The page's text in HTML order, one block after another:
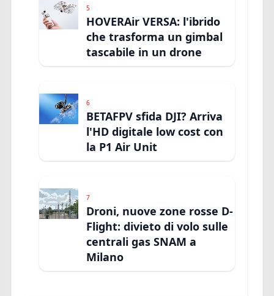
5
HOVERAir VERSA: l'ibrido
che trasforma un gimbal
tascabile in un drone
6
BETAFPV sfida DJI? Arriva
l'HD digitale low cost con
la P1 Air Unit
7
Droni, nuove zone rosse D-
Flight: divieto di volo sulle
centrali gas SNAM a
Milano